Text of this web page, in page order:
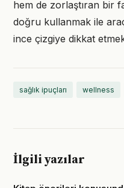
hem de zorlaştıran bir
doğru kullanmak ile
ince çizgiye dikkat
sağlık ipuçları wellness
İlgili yazılar